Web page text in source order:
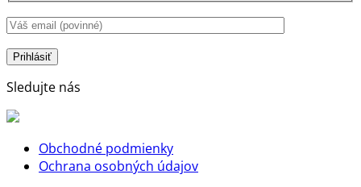
ale
bielizeň
Sledujte nás
Obchodné podmienky
Ochrana osobných údajov